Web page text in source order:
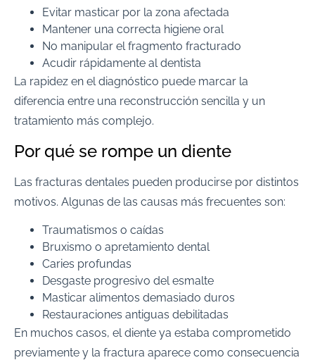
Evitar masticar por la zona afectada
Mantener una correcta higiene oral
No manipular el fragmento fracturado
Acudir rápidamente al dentista
La rapidez en el diagnóstico puede marcar la
diferencia entre una reconstrucción sencilla y un
tratamiento más complejo.
Por qué se rompe un diente
Las fracturas dentales pueden producirse por distintos
motivos. Algunas de las causas más frecuentes son:
Traumatismos o caídas
Bruxismo o apretamiento dental
Caries profundas
Desgaste progresivo del esmalte
Masticar alimentos demasiado duros
Restauraciones antiguas debilitadas
En muchos casos, el diente ya estaba comprometido
previamente y la fractura aparece como consecuencia